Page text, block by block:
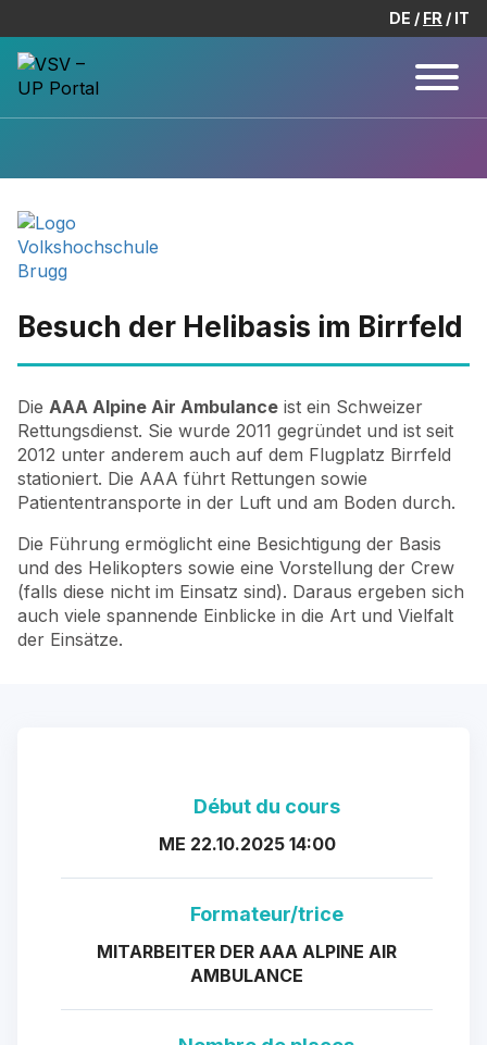
DE FR IT
Besuch der Helibasis im Birrfeld
Die AAA Alpine Air Ambulance ist ein Schweizer
Rettungsdienst. Sie wurde 2011 gegründet und ist seit
2012 unter anderem auch auf dem Flugplatz Birrfeld
stationiert. Die AAA führt Rettungen sowie
Patiententransporte in der Luft und am Boden durch.
Die Führung ermöglicht eine Besichtigung der Basis
und des Helikopters sowie eine Vorstellung der Crew
(falls diese nicht im Einsatz sind). Daraus ergeben sich
auch viele spannende Einblicke in die Art und Vielfalt
der Einsätze.
Début du cours
ME 22.10.2025 14:00
Formateur/trice
MITARBEITER DER AAA ALPINE AIR
AMBULANCE